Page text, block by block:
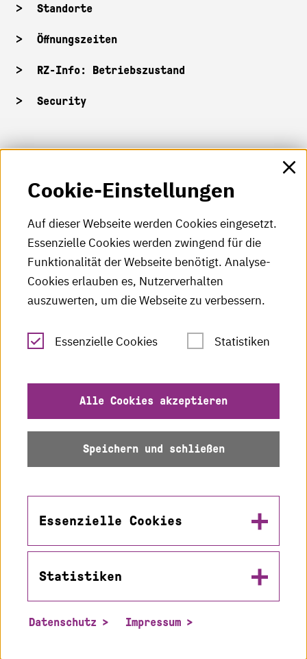
Standorte
Öffnungszeiten
RZ-Info: Betriebszustand
Security
HKA-Shop
HKA-Videos
HKA-Podcast
HKA-Publikationen
RSS-Feed
Leichte Sprache
Datenschutz
Barrierefreiheit
Karlsruhe
Cookie-Einstellungen
Auf dieser Webseite werden Cookies eingesetzt.
Essenzielle Cookies werden zwingend für die
Funktionalität der Webseite benötigt. Analyse-
Cookies erlauben es, Nutzerverhalten
auszuwerten, um die Webseite zu verbessern.
Essenzielle Cookies Statistiken
Alle Cookies akzeptieren
Speichern und schließen
Essenzielle Cookies
in2cookiemodal-selection
Statistiken
Datenschutz Impressum